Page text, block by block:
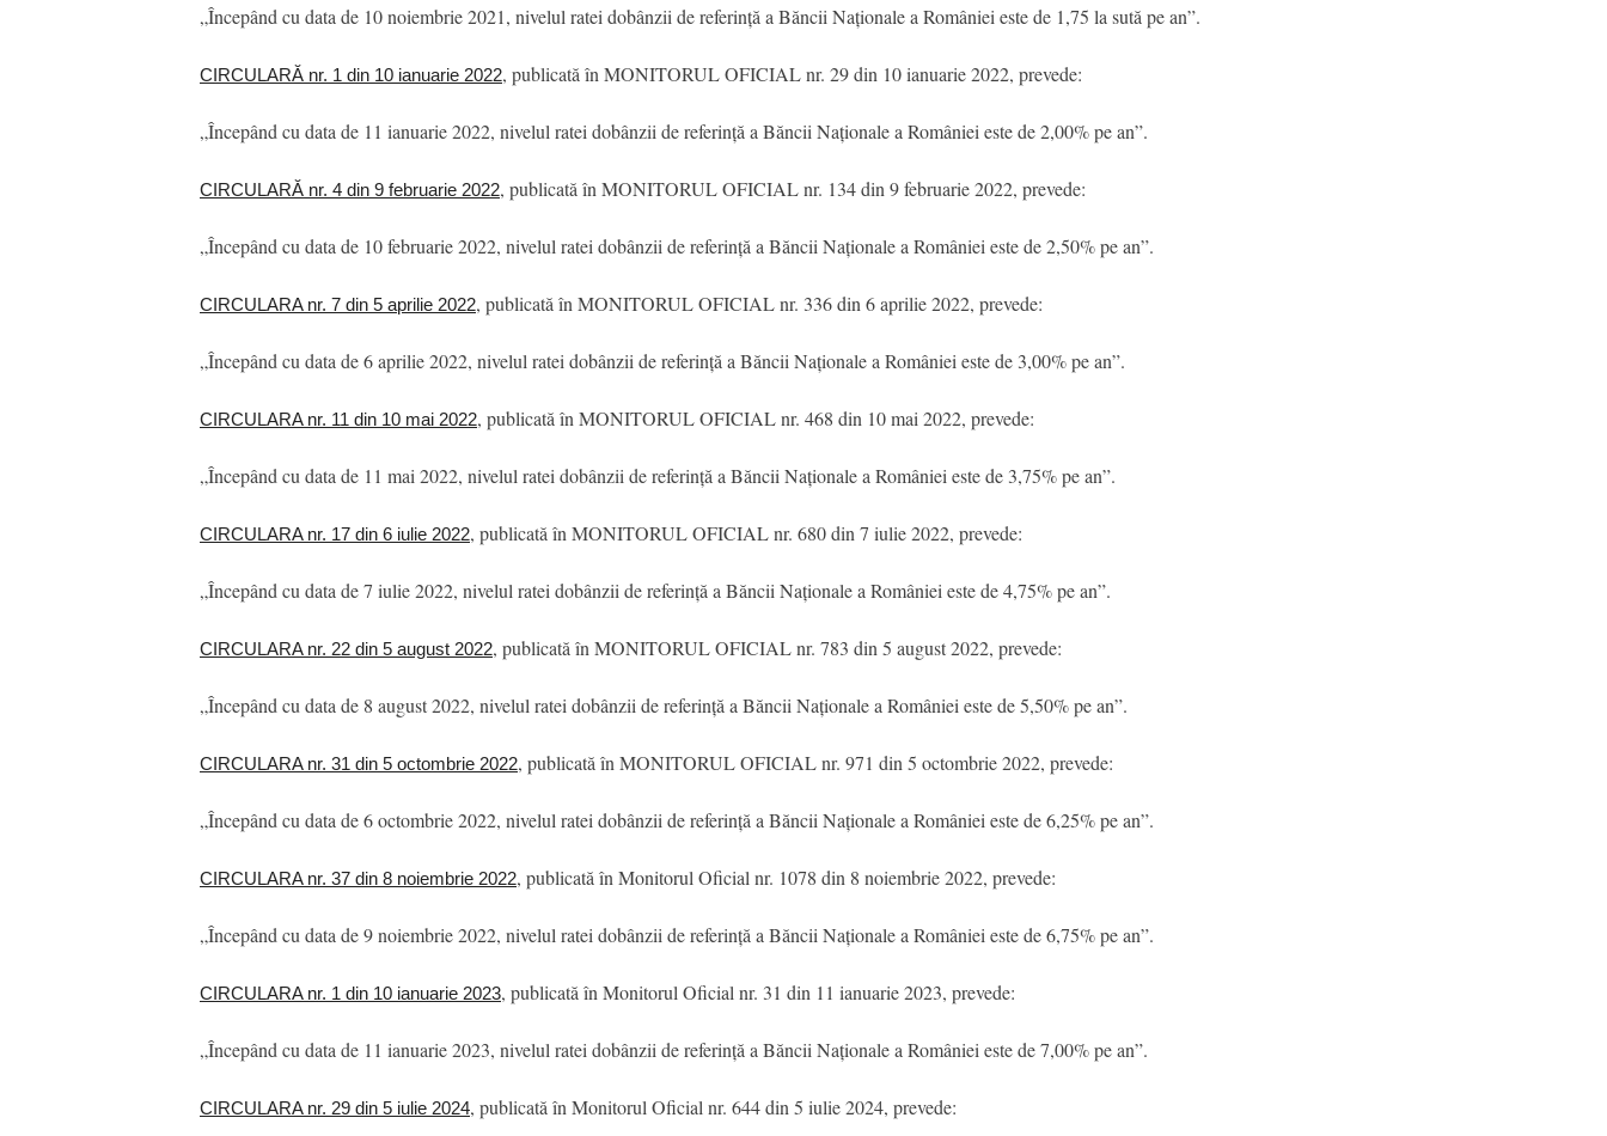
„Începând cu data de 10 noiembrie 2021, nivelul ratei dobânzii de referință a Băncii Naționale a României este de 1,75 la sută pe an”.
CIRCULARĂ nr. 1 din 10 ianuarie 2022, publicată în MONITORUL OFICIAL nr. 29 din 10 ianuarie 2022, prevede:
„Începând cu data de 11 ianuarie 2022, nivelul ratei dobânzii de referință a Băncii Naționale a României este de 2,00% pe an”.
CIRCULARĂ nr. 4 din 9 februarie 2022, publicată în MONITORUL OFICIAL nr. 134 din 9 februarie 2022, prevede:
„Începând cu data de 10 februarie 2022, nivelul ratei dobânzii de referință a Băncii Naționale a României este de 2,50% pe an”.
CIRCULARA nr. 7 din 5 aprilie 2022, publicată în MONITORUL OFICIAL nr. 336 din 6 aprilie 2022, prevede:
„Începând cu data de 6 aprilie 2022, nivelul ratei dobânzii de referință a Băncii Naționale a României este de 3,00% pe an”.
CIRCULARA nr. 11 din 10 mai 2022, publicată în MONITORUL OFICIAL nr. 468 din 10 mai 2022, prevede:
„Începând cu data de 11 mai 2022, nivelul ratei dobânzii de referință a Băncii Naționale a României este de 3,75% pe an”.
CIRCULARA nr. 17 din 6 iulie 2022, publicată în MONITORUL OFICIAL nr. 680 din 7 iulie 2022, prevede:
„Începând cu data de 7 iulie 2022, nivelul ratei dobânzii de referință a Băncii Naționale a României este de 4,75% pe an”.
CIRCULARA nr. 22 din 5 august 2022, publicată în MONITORUL OFICIAL nr. 783 din 5 august 2022, prevede:
„Începând cu data de 8 august 2022, nivelul ratei dobânzii de referință a Băncii Naționale a României este de 5,50% pe an”.
CIRCULARA nr. 31 din 5 octombrie 2022, publicată în MONITORUL OFICIAL nr. 971 din 5 octombrie 2022, prevede:
„Începând cu data de 6 octombrie 2022, nivelul ratei dobânzii de referință a Băncii Naționale a României este de 6,25% pe an”.
CIRCULARA nr. 37 din 8 noiembrie 2022, publicată în Monitorul Oficial nr. 1078 din 8 noiembrie 2022, prevede:
„Începând cu data de 9 noiembrie 2022, nivelul ratei dobânzii de referință a Băncii Naționale a României este de 6,75% pe an”.
CIRCULARA nr. 1 din 10 ianuarie 2023, publicată în Monitorul Oficial nr. 31 din 11 ianuarie 2023, prevede:
„Începând cu data de 11 ianuarie 2023, nivelul ratei dobânzii de referință a Băncii Naționale a României este de 7,00% pe an”.
CIRCULARA nr. 29 din 5 iulie 2024, publicată în Monitorul Oficial nr. 644 din 5 iulie 2024, prevede: